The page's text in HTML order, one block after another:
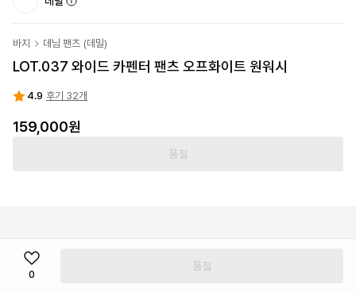
바지 데님 팬츠 (데밀)
LOT.037 와이드 카펜터 팬츠 오프화이트 원워시
4.9 후기 32개
159,000원
품절
0
품절